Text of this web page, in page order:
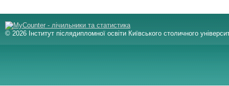
© 2026 Інститут післядипломної освіти Київського столичного